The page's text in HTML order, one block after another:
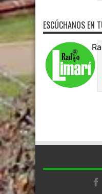
ESCÚCHANOS EN